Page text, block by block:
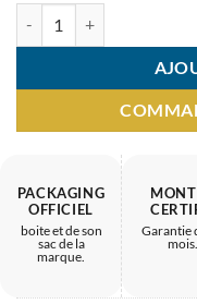
PACKAGING
OFFICIEL
boite et de son
sac de la
marque.
Garantie
mois.